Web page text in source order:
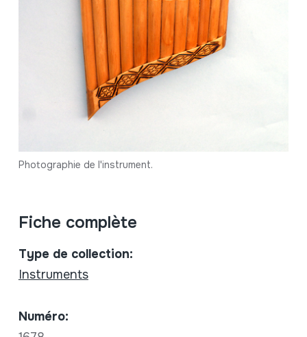
Photographie de l'instrument.
Fiche complète
Type de collection:
Instruments
Numéro: